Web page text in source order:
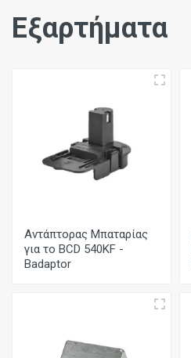
Εξαρτήματα
Αντάπτορας Μπαταρίας
για το BCD 540KF -
Badaptor